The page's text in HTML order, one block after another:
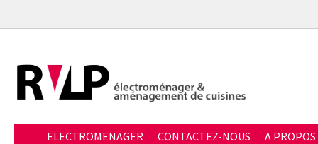
ELECTROMENAGER CONTACTEZ-NOUS A PROPOS